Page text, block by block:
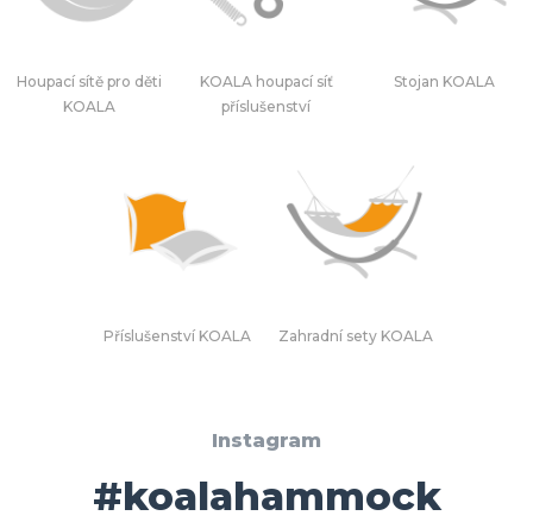
Houpací sítě pro děti
KOALA
KOALA houpací síť
příslušenství
Stojan KOALA
Příslušenství KOALA Zahradní sety KOALA
Instagram
#koalahammock